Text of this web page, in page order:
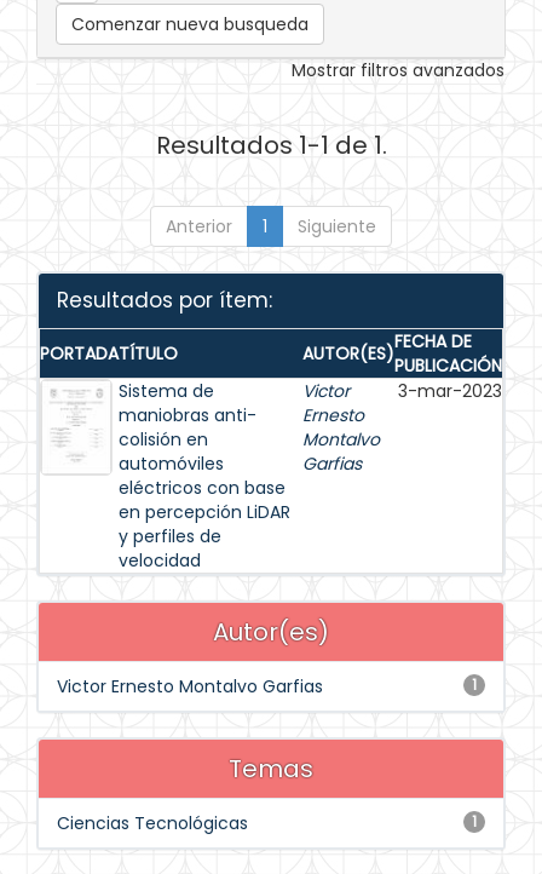
Comenzar nueva busqueda
Mostrar filtros avanzados
Resultados 1-1 de 1.
Anterior 1 Siguiente
Resultados por ítem:
PORTADATÍTULO AUTOR(ES)FECHA DE
PUBLICACIÓN
Sistema de
maniobras anti-
colisión en
automóviles
eléctricos con base
en percepción LiDAR
y perfiles de
velocidad
Victor
Ernesto
Montalvo
Garfias
3-mar-2023
Autor(es)
1
Victor Ernesto Montalvo Garfias
Temas
1
Ciencias Tecnológicas